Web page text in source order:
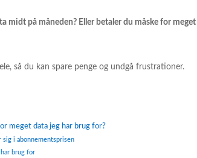
midt på måneden? Eller betaler du måske for
så du kan spare penge og undgå frustrationer.
meget data jeg har brug for?
i abonnementsprisen
brug for